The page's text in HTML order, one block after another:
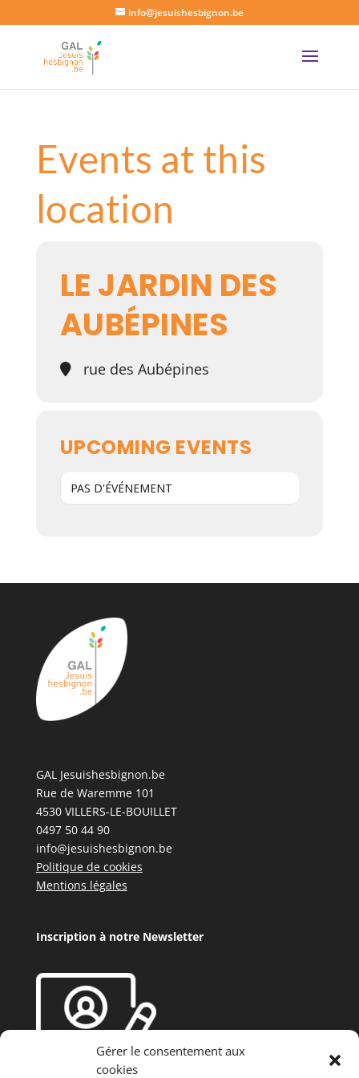
Gérer le consentement aux
cookies
info@jesuishesbignon.be
Events at this
location
LE JARDIN DES
AUBÉPINES
rue des Aubépines
UPCOMING EVENTS
PAS D'ÉVÉNEMENT
GAL Jesuishesbignon.be
Rue de Waremme 101
4530 VILLERS-LE-BOUILLET
0497 50 44 90
info@jesuishesbignon.be
Politique de cookies
Mentions légales
Inscription à notre Newsletter